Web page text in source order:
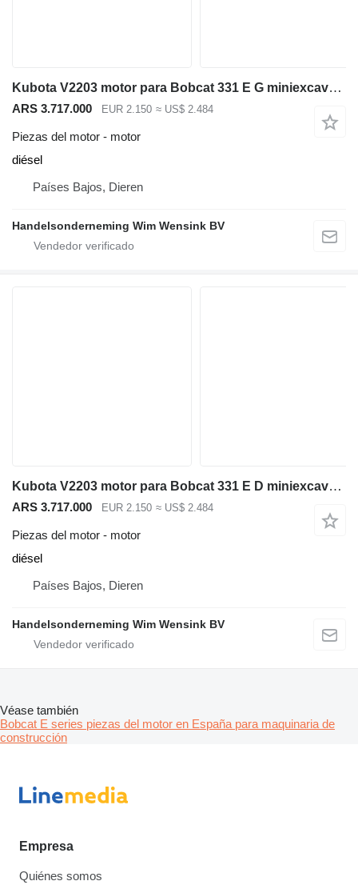
Kubota V2203 motor para Bobcat 331 E G miniexcavadora
ARS 3.717.000 EUR 2.150 ≈ US$ 2.484
Piezas del motor - motor
diésel
Países Bajos, Dieren
Handelsonderneming Wim Wensink BV
Kubota V2203 motor para Bobcat 331 E D miniexcavadora
ARS 3.717.000 EUR 2.150 ≈ US$ 2.484
Piezas del motor - motor
diésel
Países Bajos, Dieren
Handelsonderneming Wim Wensink BV
Véase también
Bobcat E series piezas del motor en España para maquinaria de
construcción
Empresa
Quiénes somos